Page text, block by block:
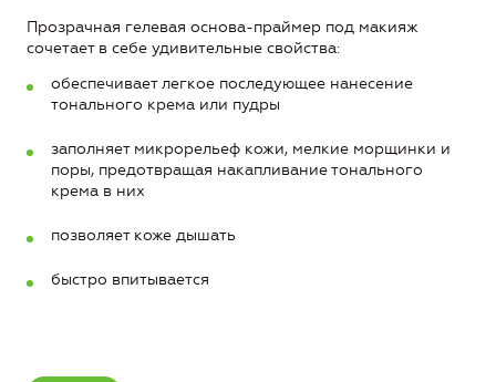
Прозрачная гелевая основа-праймер под макияж
сочетает в себе удивительные свойства:
обеспечивает легкое последующее нанесение
тонального крема или пудры
заполняет микрорельеф кожи, мелкие морщинки и
поры, предотвращая накапливание тонального
крема в них
позволяет коже дышать
быстро впитывается